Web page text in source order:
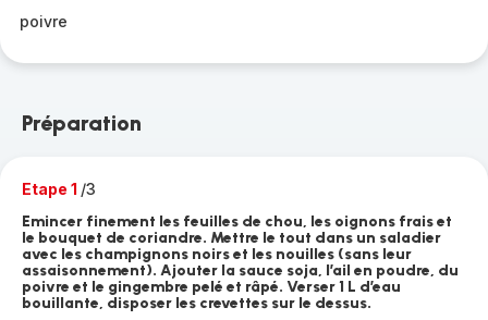
poivre
Préparation
Etape 1 /3
Emincer finement les feuilles de chou, les oignons frais et
le bouquet de coriandre. Mettre le tout dans un saladier
avec les champignons noirs et les nouilles (sans leur
assaisonnement). Ajouter la sauce soja, l’ail en poudre, du
poivre et le gingembre pelé et râpé. Verser 1 L d’eau
bouillante, disposer les crevettes sur le dessus.